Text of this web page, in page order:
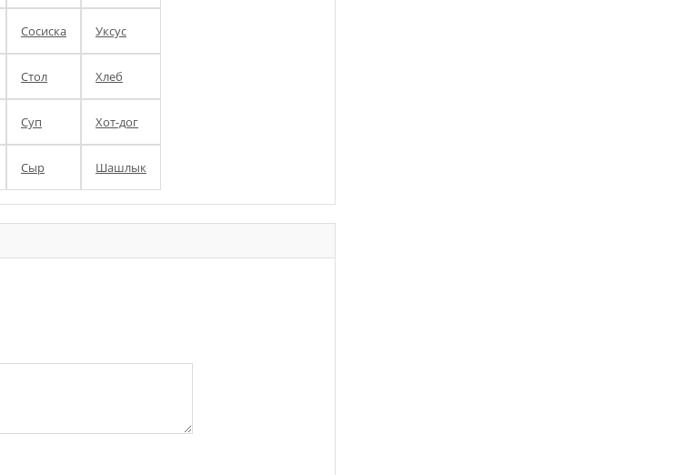
Сосиска Уксус
Стол Хлеб
Суп Хот-дог
Сыр Шашлык